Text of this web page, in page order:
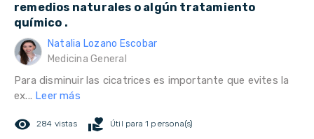
remedios naturales o algún tratamiento
químico .
Natalia Lozano Escobar
Medicina General
Para disminuir las cicatrices es importante que evites la
ex... Leer más
remove_red_eye 284 vistas volunteer_activism Útil para 1 persona(s)